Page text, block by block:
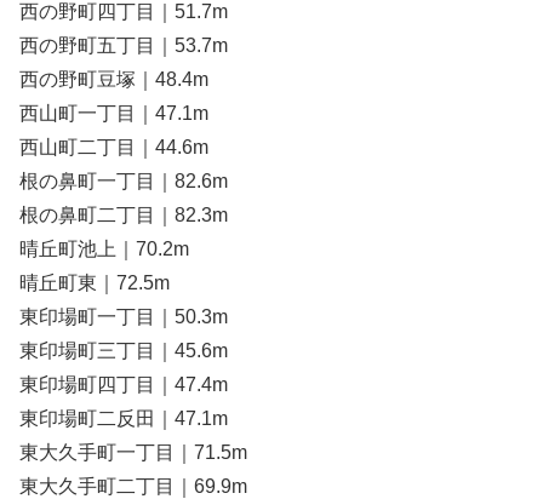
西の野町四丁目｜51.7m
西の野町五丁目｜53.7m
西の野町豆塚｜48.4m
西山町一丁目｜47.1m
西山町二丁目｜44.6m
根の鼻町一丁目｜82.6m
根の鼻町二丁目｜82.3m
晴丘町池上｜70.2m
晴丘町東｜72.5m
東印場町一丁目｜50.3m
東印場町三丁目｜45.6m
東印場町四丁目｜47.4m
東印場町二反田｜47.1m
東大久手町一丁目｜71.5m
東大久手町二丁目｜69.9m